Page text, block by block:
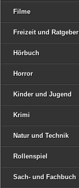
Filme
Freizeit und Ratgeber
Hörbuch
Horror
Kinder und Jugend
Krimi
Natur und Technik
Rollenspiel
Sach- und Fachbuch